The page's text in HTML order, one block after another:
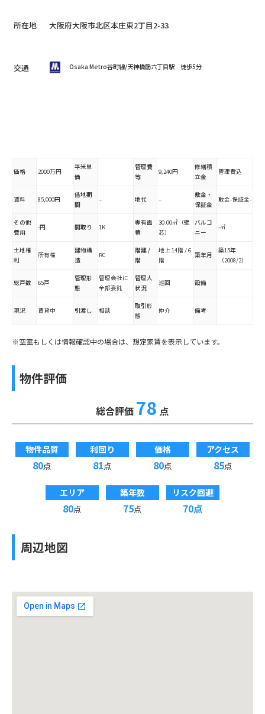
所在地 大阪府大阪市北区本庄東2丁目2-33
交通 Osaka Metro谷町線/天神橋筋六丁目駅 徒歩5分
価格 2000万円
平米単
価
管理費
等
9,240円
修繕積
立金
管理費込
賃料 85,000円
借地期
間
– 地代 –
敷金・
保証金
敷金-保証金-
その他
費用
-円 間取り 1K
専有面
積
30.00㎡（壁
芯）
バルコ
ニー
-㎡
土地権
利
所有権
建物構
造
RC
階建 /
階
地上 14階 / 6
階
築年月
築15年
（2008/2）
総戸数 65戸
管理形
態
管理会社に
全部委託
管理人
状況
巡回 設備
現況 賃貸中 引渡し 相談
取引形
態
仲介 備考
※空室もしくは情報確認中の場合は、想定家賃を表示しています。
物件評価
総合評価 78 点
物件品質
80点
利回り
81点
価格
80点
アクセス
85点
エリア
80点
築年数
75点
リスク回避
70点
周辺地図